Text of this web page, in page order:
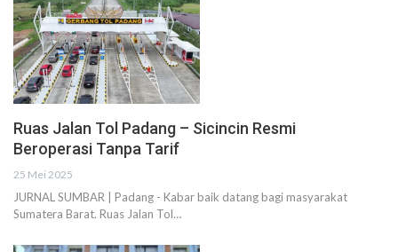
Ruas Jalan Tol Padang – Sicincin Resmi
Beroperasi Tanpa Tarif
25 Mei 2025
JURNAL SUMBAR | Padang - Kabar baik datang bagi masyarakat
Sumatera Barat. Ruas Jalan Tol…